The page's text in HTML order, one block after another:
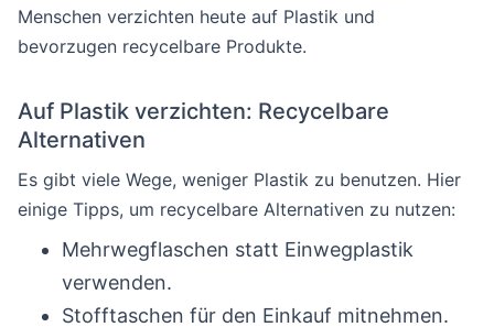
Menschen verzichten heute auf Plastik und
bevorzugen recycelbare Produkte.
Auf Plastik verzichten: Recycelbare
Alternativen
Es gibt viele Wege, weniger Plastik zu benutzen. Hier
einige Tipps, um recycelbare Alternativen zu nutzen:
Mehrwegflaschen statt Einwegplastik
verwenden.
Stofftaschen für den Einkauf mitnehmen.